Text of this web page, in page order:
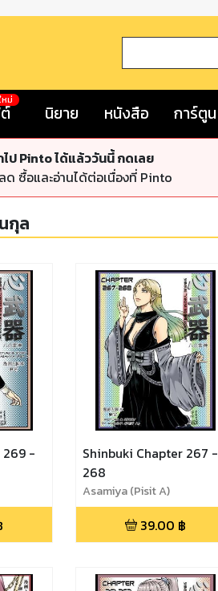
หม่
นิยาย หนังสือ การ์ตูน
ป Pinto ได้แล้ววันนี้ กดเลย
ซื้อและอ่านได้ต่อเนื่องที่ Pinto
กุล
269 -
Shinbuki Chapter 267 -
268
Asamiya (Pisit A)
39.00 ฿